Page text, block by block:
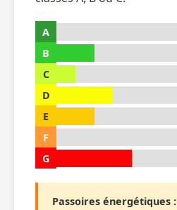
A
B
C
D
E
F
G
Passoires énergétiques :